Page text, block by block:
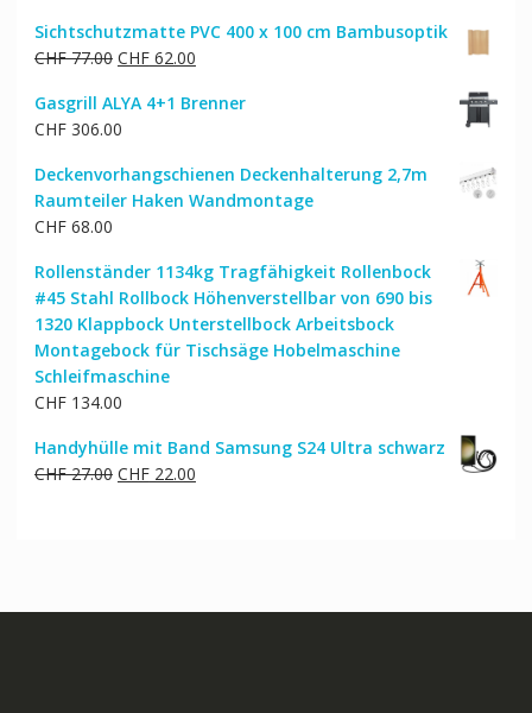
war:
CHF 317.00
ist:
Sichtschutzmatte PVC 400 x 100 cm Bambusoptik
CHF77.00 Ursprünglicher
war:
CHF 77.00
CHF62.00Aktueller
ist:
Gasgrill ALYA 4+1 Brenner
CHF306.00
Deckenvorhangschienen Deckenhalterung 2,7m
Raumteiler Haken Wandmontage
CHF68.00
Rollenständer 1134kg Tragfähigkeit Rollenbock
#45 Stahl Rollbock Höhenverstellbar von 690 bis
1320 Klappbock Unterstellbock Arbeitsbock
Montagebock für Tischsäge Hobelmaschine
Schleifmaschine
CHF134.00
Handyhülle mit Band Samsung S24 Ultra schwarz
CHF27.00 Ursprünglicher
CHF22.00Aktueller